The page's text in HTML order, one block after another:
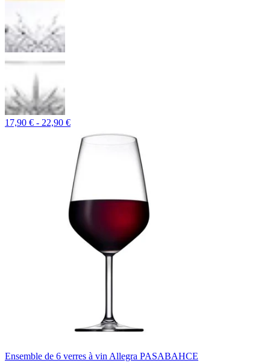
17,90 € - 22,90 €
Ensemble de 6 verres à vin Allegra PASABAHCE